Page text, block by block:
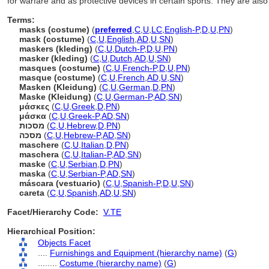
Terms:
masks (costume) (preferred C U LC English-P,D U PN)
mask (costume) (C U English AD U SN)
maskers (kleding) (C U Dutch-P,D U PN)
masker (kleding) (C U Dutch AD U SN)
masques (costume) (C U French-P,D U PN)
masque (costume) (C U French AD U SN)
Masken (Kleidung) (C U German D PN)
Maske (Kleidung) (C U German-P,AD SN)
μάσκες (C U Greek D PN)
μάσκα (C U Greek-P,AD SN)
מסכות (C U Hebrew, D PN)
מסכה (C U Hebrew-P,AD SN)
maschere (C U Italian D PN)
maschera (C U Italian-P,AD SN)
maske (C U Serbian D PN)
maska (C U Serbian-P,AD SN)
máscara (vestuario) (C U Spanish-P,D U SN)
careta (C U Spanish AD U SN)
Facet/Hierarchy Code: V.TE
Hierarchical Position:
Objects Facet
Furnishings and Equipment (hierarchy name) (G)
Costume (hierarchy name) (G)